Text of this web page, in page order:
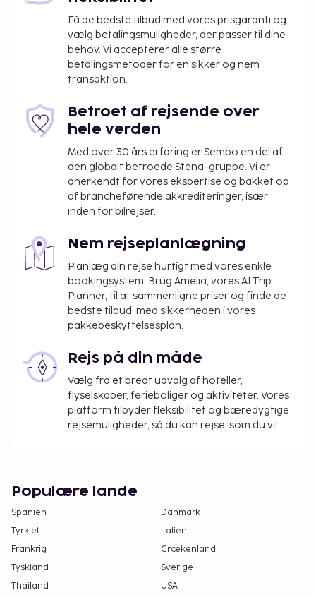
Få de bedste tilbud med vores prisgaranti og
vælg betalingsmuligheder, der passer til dine
behov. Vi accepterer alle større
betalingsmetoder for en sikker og nem
transaktion.
Betroet af rejsende over
hele verden
Med over 30 års erfaring er Sembo en del af
den globalt betroede Stena-gruppe. Vi er
anerkendt for vores ekspertise og bakket op
af brancheførende akkrediteringer, især
inden for bilrejser.
Nem rejseplanlægning
Planlæg din rejse hurtigt med vores enkle
bookingsystem. Brug Amelia, vores AI Trip
Planner, til at sammenligne priser og finde de
bedste tilbud, med sikkerheden i vores
pakkebeskyttelsesplan.
Rejs på din måde
Vælg fra et bredt udvalg af hoteller,
flyselskaber, ferieboliger og aktiviteter. Vores
platform tilbyder fleksibilitet og bæredygtige
rejsemuligheder, så du kan rejse, som du vil.
Populære lande
Spanien
Danmark
Tyrkiet
Italien
Frankrig
Grækenland
Tyskland
Sverige
Thailand
USA